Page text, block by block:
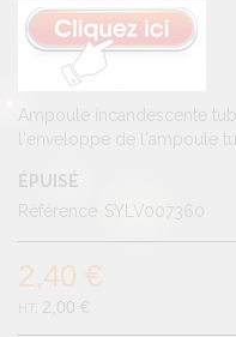
Ampoule incandescente
l'enveloppe de l'ampoule
ÉPUISÉ
Référence SYLV007360
2,40 €
2,00 €